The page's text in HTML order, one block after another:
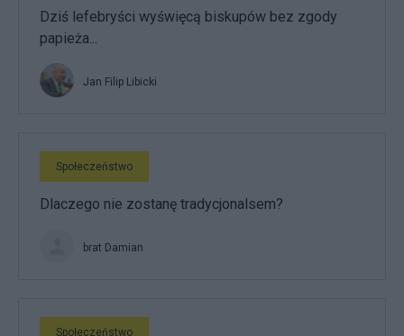
Dziś lefebryści wyświęcą biskupów bez zgody
papieża...
Jan Filip Libicki
Społeczeństwo
Dlaczego nie zostanę tradycjonalsem?
brat Damian
Społeczeństwo